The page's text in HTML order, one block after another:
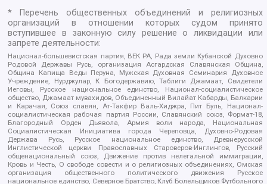
* Перечень общественных объединений и религиозных
организаций в отношении которых судом принято
вступившее в законную силу решение о ликвидации или
запрете деятельности:
Национал-большевистская партия, ВЕК РА, Рада земли Кубанской Духовно
Родовой Державы Русь, организация Асгардская Славянская Община,
Община Капища Веды Перуна, Мужская Духовная Семинария Духовное
Учреждение, Нурджулар, К Богодержавию, Таблиги Джамаат, Свидетели
Иеговы, Русское национальное единство, Национал-социалистическое
общество, Джамаат мувахидов, Объединенный Вилайат Кабарды, Балкарии
и Карачая, Союз славян, Ат-Такфир Валь-Хиджра, Пит Буль, Национал-
социалистическая рабочая партия России, Славянский союз, Формат-18,
Благородный Орден Дьявола, Армия воли народа, Национальная
Социалистическая Инициатива города Череповца, Духовно-Родовая
Держава Русь, Русское национальное единство, Древнерусской
Инглистической церкви Православных Староверов-Инглингов, Русский
общенациональный союз, Движение против нелегальной иммиграции,
Кровь и Честь, О свободе совести и о религиозных объединениях, Омская
организация общественного политического движения Русское
национальное единство, Северное Братство, Клуб Болельщиков Футбольного